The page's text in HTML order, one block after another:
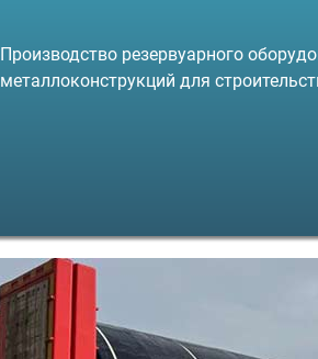
Производство резервуарного
металлоконструкций для